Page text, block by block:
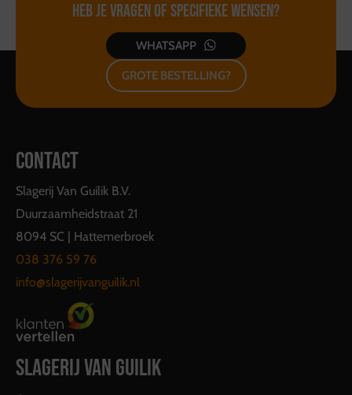
Heb je vragen ofspecifieke wensen?
WHATSAPP
GROTE BESTELLING?
CONTACT
Slagerij Van Guilik B.V.
Duurzaamheidstraat 21
8094 SC | Hattemerbroek
038 376 59 76
info@slagerijvanguilik.nl
SLAGERIJ VAN GUILIK